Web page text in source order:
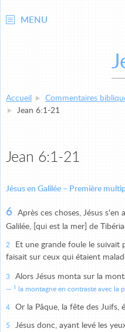
MENU
Accueil Commentaires
Jean 6:1-21
Jean 6:1-21
Jésus en Galilée – Première
6
Après ces choses, Jésus
Galilée, [qui est la mer] de
2
Et une grande foule le suivait
faisait sur ceux qui étaient
3 Alors Jésus monta sur la
1 la montagne en contraste avec la
4 Or la Pâque, la fête des Juifs,
5
Jésus donc, ayant levé les